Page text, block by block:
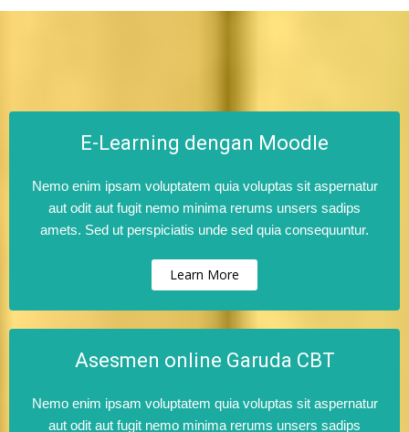
E-Learning dengan Moodle
Nemo enim ipsam voluptatem quia voluptas sit aspernatur
aut odit aut fugit nemo minima rerums unsers sadips
amets. Sed ut perspiciatis unde sed quia consequuntur.
Learn More
Asesmen online Garuda CBT
Nemo enim ipsam voluptatem quia voluptas sit aspernatur
aut odit aut fugit nemo minima rerums unsers sadips